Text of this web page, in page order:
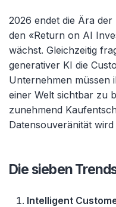
2026 endet die Ära
den «Return on AI
wächst. Gleichzeitig
generativer KI die
Unternehmen müssen
einer Welt sichtbar zu
zunehmend
Datensouveränität
Die sieben
Intelligent